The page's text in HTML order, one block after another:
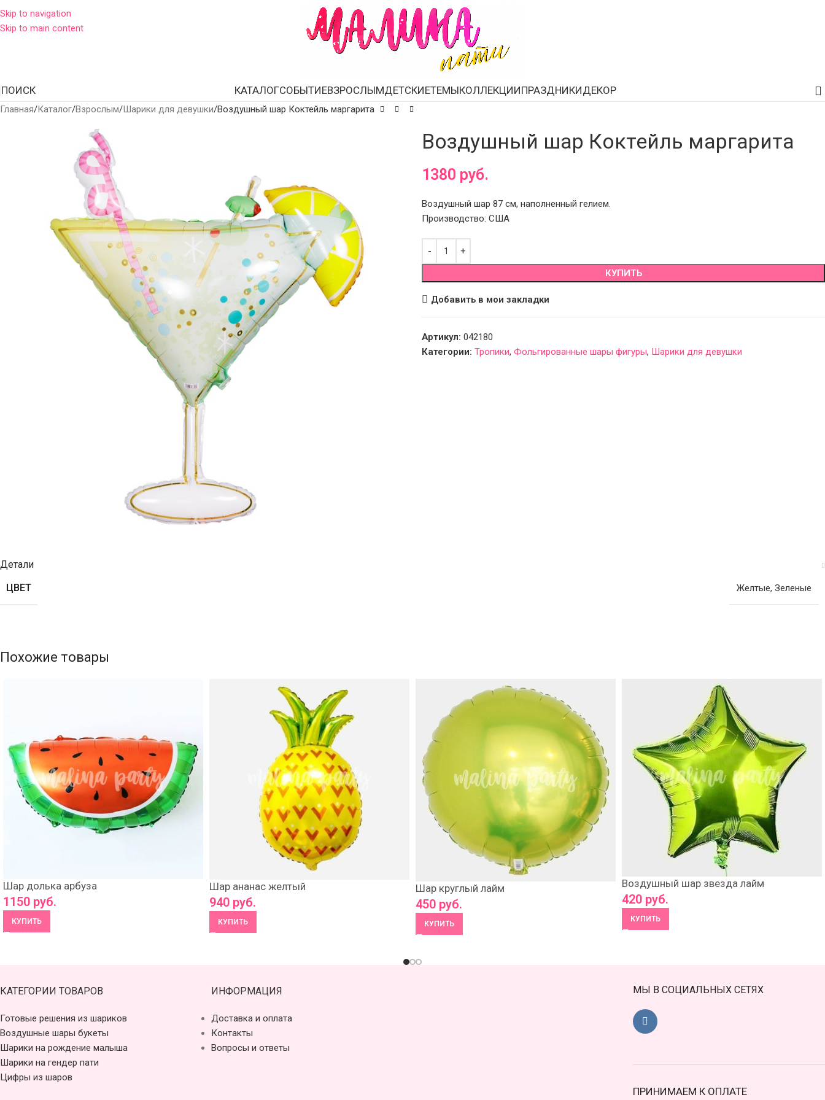
Skip to navigation
Skip to main content
ПОИСК КАТАЛОГСОБЫТИЕВЗРОСЛЫМДЕТСКИЕТЕМЫКОЛЛЕКЦИИПРАЗДНИКИДЕКОР
Главная Каталог Взрослым Шарики для девушки Воздушный шар Коктейль маргарита
Воздушный шар Коктейль маргарита
1380 руб.
Воздушный шар 87 см, наполненный гелием.
Производство: США
КУПИТЬ
Добавить в мои закладки
Артикул: 042180
Категории: Тропики, Фольгированные шары фигуры, Шарики для девушки
Детали
ЦВЕТ
Желтые, Зеленые
Похожие товары
Шар долька арбуза
1150 руб.
КУПИТЬ
Шар ананас желтый
940 руб.
КУПИТЬ
Шар круглый лайм
450 руб.
КУПИТЬ
Воздушный шар звезда лайм
420 руб.
КУПИТЬ
КАТЕГОРИИ ТОВАРОВ
Готовые решения из шариков
Воздушные шары букеты
Шарики на рождение малыша
Шарики на гендер пати
Цифры из шаров
ИНФОРМАЦИЯ
Доставка и оплата
Контакты
Вопросы и ответы
МЫ В СОЦИАЛЬНЫХ СЕТЯХ
ПРИНИМАЕМ К ОПЛАТЕ